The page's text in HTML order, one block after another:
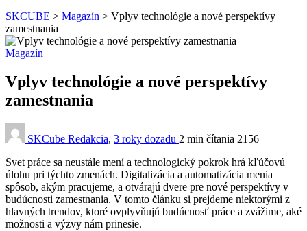
SKCUBE > Magazín > Vplyv technológie a nové perspektívy
zamestnania
Magazín
Vplyv technológie a nové perspektívy
zamestnania
SKCube Redakcia, 3 roky dozadu 2 min čítania 2156
Svet práce sa neustále mení a technologický pokrok hrá kľúčovú
úlohu pri týchto zmenách. Digitalizácia a automatizácia menia
spôsob, akým pracujeme, a otvárajú dvere pre nové perspektívy v
budúcnosti zamestnania. V tomto článku si prejdeme niektorými z
hlavných trendov, ktoré ovplyvňujú budúcnosť práce a zvážime, aké
možnosti a výzvy nám prinesie.